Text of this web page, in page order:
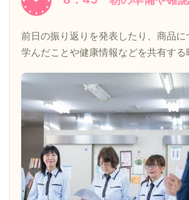
前日の振り返りを発表したり、商品に
学んだことや健康情報などを共有する